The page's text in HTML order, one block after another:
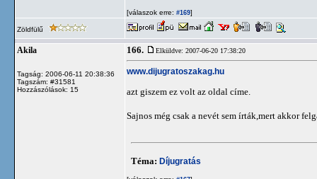
[válaszok erre: #169]
Zöldfülű
Akila
Tagság: 2006-06-11 20:38:36
Tagszám: #31581
Hozzászólások: 15
166. Elküldve: 2007-06-20 17:38:20
www.dijugratoszakag.hu
azt giszem ez volt az oldal címe.
Sajnos még csak a nevét sem írták,mert akkor
Téma: Díjugratás